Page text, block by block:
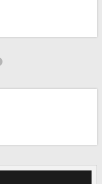
ングなど
チェック！
しもう！
練習にも！